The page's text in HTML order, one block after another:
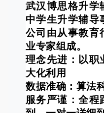
武汉博思格升学
中学生升学辅导
公司由从事教育
业专家组成。
理念先进：以职
大化利用
数据准确：算法
服务严谨：全程